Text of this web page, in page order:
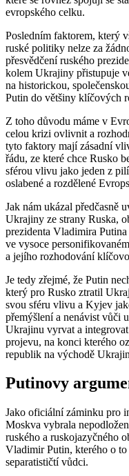
evropského celku.
Posledním faktorem, který
ruské politiky nelze za
přesvědčení ruského
kolem Ukrajiny přistupuje
na historickou,
Putin do většiny klíčových
Z toho důvodu máme v
celou krizi ovlivnit a
tyto faktory mají zásadní
řádu, ze které chce Rusko
sférou vlivu jako jeden z
oslabené a rozdělené
Jak nám ukázal předčasně
Ukrajiny ze strany Ruska,
prezidenta Vladimira
ve vysoce
a jejího rozhodování
Je tedy zřejmé, že Putin
který pro Rusko ztratil
svou sféru vlivu a Kyjev
přemýšlení a nenávist vůči
Ukrajinu vyrvat a
projevu, na konci kterého
republik na východě
Putinovy
Jako oficiální záminku pro
Moskva vybrala
ruského a ruskojazyčného
Vladimir Putin, kterého o
separatističtí vůdci.